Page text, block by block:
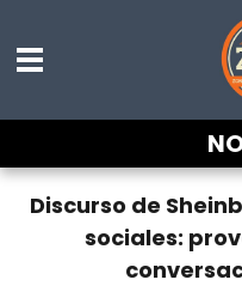
Discurso de
sociales: